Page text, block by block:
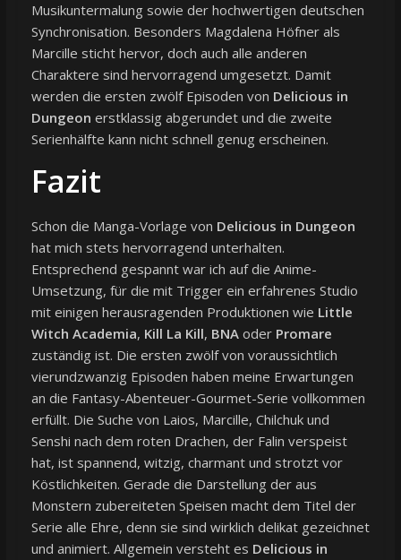
Musikuntermalung sowie der hochwertigen deutschen
Synchronisation. Besonders Magdalena Höfner als
Marcille sticht hervor, doch auch alle anderen
Charaktere sind hervorragend umgesetzt. Damit
werden die ersten zwölf Episoden von Delicious in
Dungeon erstklassig abgerundet und die zweite
Serienhälfte kann nicht schnell genug erscheinen.
Fazit
Schon die Manga-Vorlage von Delicious in Dungeon
hat mich stets hervorragend unterhalten.
Entsprechend gespannt war ich auf die Anime-
Umsetzung, für die mit Trigger ein erfahrenes Studio
mit einigen herausragenden Produktionen wie Little
Witch Academia, Kill La Kill, BNAoder Promare
zuständig ist. Die ersten zwölf von voraussichtlich
vierundzwanzig Episoden haben meine Erwartungen
an die Fantasy-Abenteuer-Gourmet-Serie vollkommen
erfüllt. Die Suche von Laios, Marcille, Chilchuk und
Senshi nach dem roten Drachen, der Falin verspeist
hat, ist spannend, witzig, charmant und strotzt vor
Köstlichkeiten. Gerade die Darstellung der aus
Monstern zubereiteten Speisen macht dem Titel der
Serie alle Ehre, denn sie sind wirklich delikat gezeichnet
und animiert. Allgemein versteht es Delicious in